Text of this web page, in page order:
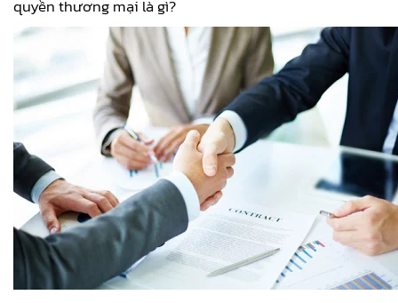
quyền thương mại là gì?